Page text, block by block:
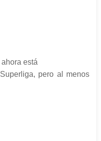
está
pero al menos